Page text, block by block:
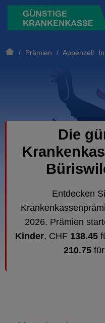
/ Prämien / Appenzell
Die
Entdecken
2026. Prämien
Kinder, CHF 138.45
210.75 für